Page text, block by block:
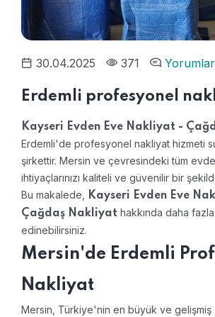
30.04.2025 371 Yorumlar
Erdemli profesyonel
Kayseri Evden Eve Nakliyat -
Erdemli'de profesyonel nakliyat hizmeti
şirkettir. Mersin ve çevresindeki tüm
ihtiyaçlarınızı kaliteli ve güvenilir bir
Bu makalede,
Kayseri Evden Eve
Çağdaş Nakliyat hakkında daha
edinebilirsiniz.
Mersin'de Erdemli
Nakliyat
Mersin, Türkiye'nin en büyük ve gelişmiş